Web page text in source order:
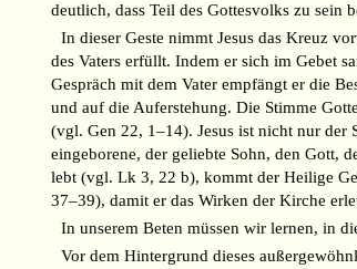
deutlich, dass Teil des Gottesvolks zu sein
In dieser Geste nimmt Jesus das Kreuz
des Vaters erfüllt. Indem er sich im Gebet
Gespräch mit dem Vater empfängt er die
und auf die Auferstehung. Die Stimme
(vgl. Gen 22, 1–14). Jesus ist nicht nur der
eingeborene, der geliebte Sohn, den Gott,
lebt (vgl. Lk 3, 22 b), kommt der Heilige
37–39), damit er das Wirken der Kirche
In unserem Beten müssen wir lernen, in
Vor dem Hintergrund dieses